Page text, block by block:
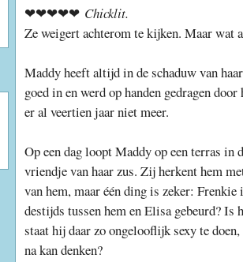
❤❤❤❤❤ Chicklit.
Ze weigert achterom te kijken. Maar wat
Maddy heeft altijd in de schaduw van
goed in en werd op handen gedragen
er al veertien jaar niet meer.
Op een dag loopt Maddy op een terras in
vriendje van haar zus. Zij herkent hem
van hem, maar één ding is zeker:
destijds tussen hem en Elisa gebeurd?
staat hij daar zo ongelooflijk sexy te
na kan denken?